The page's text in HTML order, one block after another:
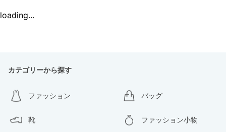
loading...
カテゴリーから探す
ファッション バッグ
靴 ファッション小物